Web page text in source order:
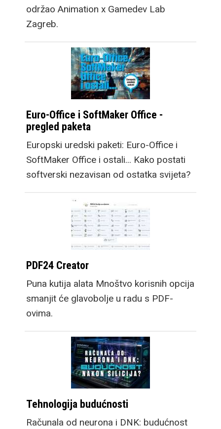
održao Animation x Gamedev Lab
Zagreb.
Euro-Office i SoftMaker Office -
pregled paketa
Europski uredski paketi: Euro-Office i
SoftMaker Office i ostali... Kako postati
softverski nezavisan od ostatka svijeta?
PDF24 Creator
Puna kutija alata Mnoštvo korisnih opcija
smanjit će glavobolje u radu s PDF-
ovima.
Tehnologija budućnosti
Računala od neurona i DNK: budućnost